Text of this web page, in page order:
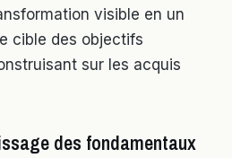
visible en un
cible des objectifs
sur les acquis
des fondamentaux